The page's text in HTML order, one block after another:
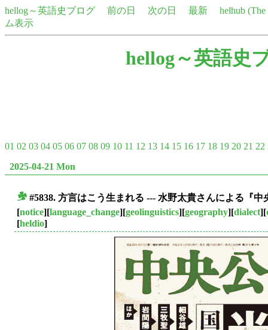
hellog～英語史ブログ 前の日 次の日 最新
helhub
ム表示
hellog～英語史
01 02 03 04 05 06 07 08 09 10 11 12 13 14 15 16 17 18 19 20 21 22
2025-04-21 Mon
#5838. 方言はこう生まれる --- 水野太貴さんによる『中
[notice][language_change][geolinguistics][geography][dialect][
[heldio]